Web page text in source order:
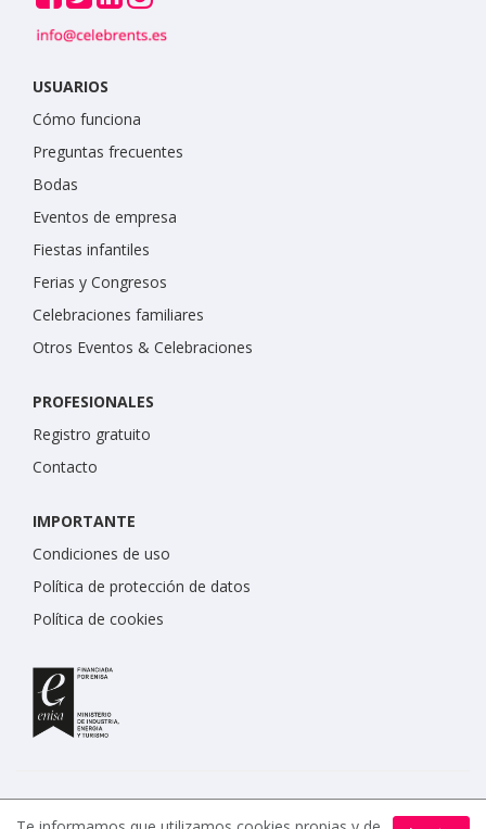
USUARIOS
Cómo funciona
Preguntas frecuentes
Bodas
Eventos de empresa
Fiestas infantiles
Ferias y Congresos
Celebraciones familiares
Otros Eventos & Celebraciones
PROFESIONALES
Registro gratuito
Contacto
IMPORTANTE
Condiciones de uso
Política de protección de datos
Política de cookies